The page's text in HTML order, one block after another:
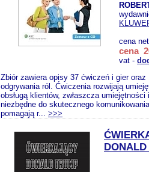
cena
cena
vat -
Zbiór zawiera opisy 37 ćwiczeń i gier
odgrywania ról. Ćwiczenia rozwijają
obsługą klientów, zwłaszcza umiejętności
niezbędne do skutecznego
pomagają r... >>>